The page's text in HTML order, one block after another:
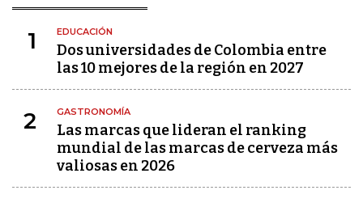
1 EDUCACIÓN
Dos universidades de Colombia entre
las 10 mejores de la región en 2027
2 GASTRONOMÍA
Las marcas que lideran el ranking
mundial de las marcas de cerveza más
valiosas en 2026